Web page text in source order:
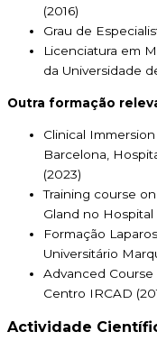
(2016)
Grau de
Licenciatura em
da Universidade
Outra formação
Clinical
Barcelona,
(2023)
Training course
Gland no
Formação
Universitário
Advanced
Centro IRCAD
Actividade